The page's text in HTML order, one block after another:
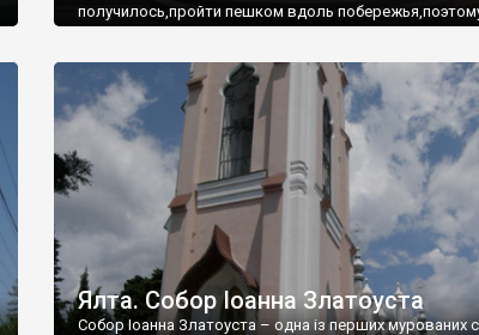
получилось,пройти пешком вдоль
Ялта. Собор Іоанна Златоуста
Собор Іоанна Златоуста – одна із перших мурованих